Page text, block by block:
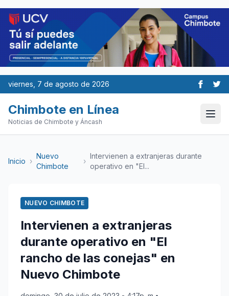
viernes, 7 de agosto de 2026
Chimbote en Línea
Noticias de Chimbote y Áncash
Inicio ›
Nuevo
Chimbote
›
Intervienen a extranjeras durante
operativo en "El...
NUEVO CHIMBOTE
Intervienen a extranjeras
durante operativo en "El
rancho de las conejas" en
Nuevo Chimbote